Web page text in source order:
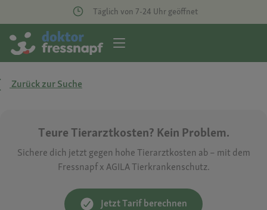
Täglich von 7-24 Uhr geöffnet
Zurück zur Suche
Teure Tierarztkosten? Kein Problem.
Sichere dich jetzt gegen hohe Tierarztkosten ab – mit dem
Fressnapf x AGILA Tierkrankenschutz.
Jetzt Tarif berechnen